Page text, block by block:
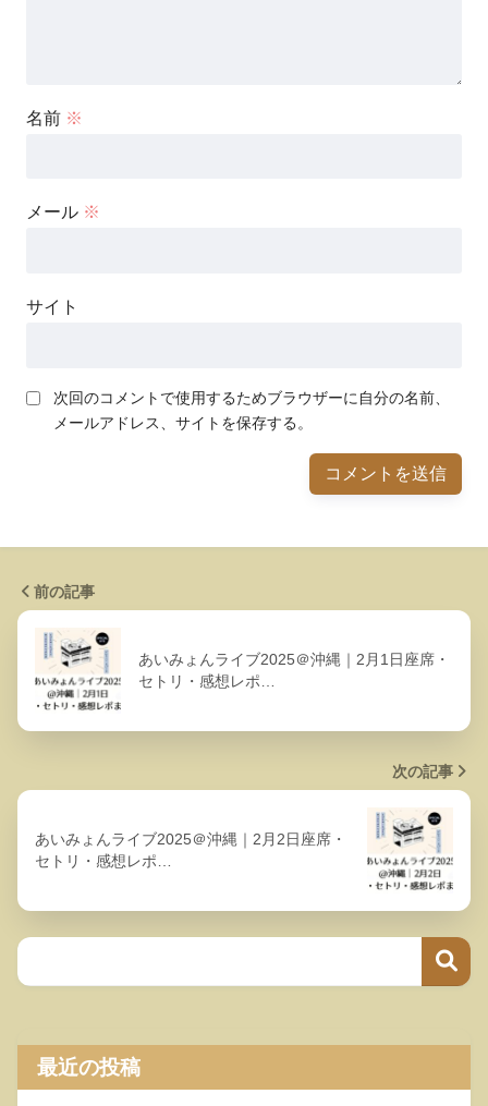
名前 ※
メール ※
サイト
次回のコメントで使用するためブラウザーに自分の名前、
メールアドレス、サイトを保存する。
前の記事
あいみょんライブ2025＠沖縄｜2月1日座席・
セトリ・感想レポ…
次の記事
あいみょんライブ2025＠沖縄｜2月2日座席・
セトリ・感想レポ…
最近の投稿